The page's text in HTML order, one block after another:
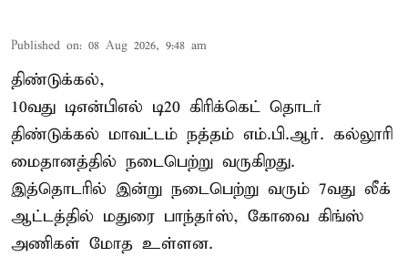
Published on: 08 Aug 2026, 9:48 am
திண்டுக்கல்,
10வது டிஎன்பிஎல் டி20 கிரிக்கெட் தொடர்
திண்டுக்கல் மாவட்டம் நத்தம் எம்.பி.ஆர். கல்லூரி
மைதானத்தில் நடைபெற்று வருகிறது.
இத்தொடரில் இன்று நடைபெற்று வரும் 7வது லீக்
ஆட்டத்தில் மதுரை பாந்தர்ஸ், கோவை கிங்ஸ்
அணிகள் மோத உள்ளன.